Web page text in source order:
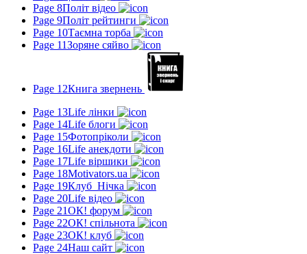
Page 8Політ відео
Page 9Політ рейтинги
Page 10Таємна торба
Page 11Зоряне сяйво
Page 12Книга звернень
Page 13Life лінки
Page 14Life блоги
Page 15Фотопріколи
Page 16Life анекдоти
Page 17Life віршики
Page 18Motivators.ua
Page 19Клуб_Нічка
Page 20Life відео
Page 21ОК! форум
Page 22ОК! спільнота
Page 23ОК! клуб
Page 24Наш сайт